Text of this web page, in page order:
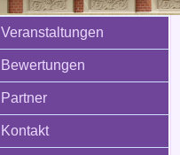
Veranstaltungen
Bewertungen
Partner
Kontakt